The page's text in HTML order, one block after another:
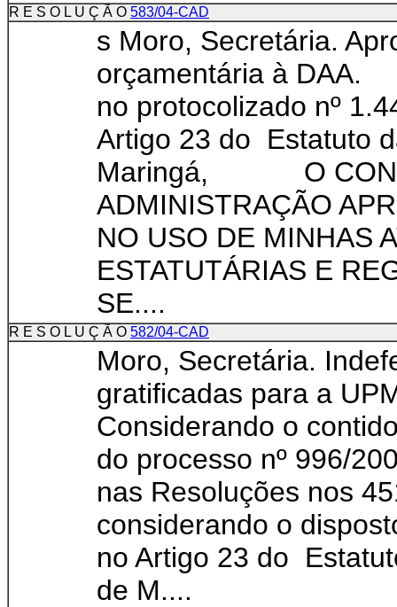
R E S O L U Ç Ã O 583/04-CAD
s Moro, Secretária.
orçamentária à
no protocolizado nº
Artigo 23 do Estatuto
Maringá, O
ADMINISTRAÇÃO
NO USO DE MINHAS
ESTATUTÁRIAS E
SE....
R E S O L U Ç Ã O 582/04-CAD
Moro, Secretária.
gratificadas para a
Considerando o
do processo nº 996/
nas Resoluções nos
considerando o
no Artigo 23 do
de M....